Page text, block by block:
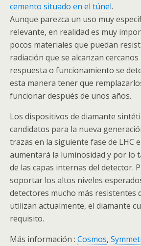
cemento situado en el túnel.
Aunque parezca un uso muy
relevante, en realidad es muy
pocos materiales que puedan
radiación que se alcanzan
respuesta o funcionamiento se
esta manera tener que
funcionar después de unos años.
Los dispositivos de diamante
candidatos para la nueva
trazas en la siguiente fase de LHC
aumentará la luminosidad y por lo
de las capas internas del detector.
soportar los altos niveles
detectores mucho más resistentes
utilizan actualmente, el diamante
requisito.
Más información : Cosmos,